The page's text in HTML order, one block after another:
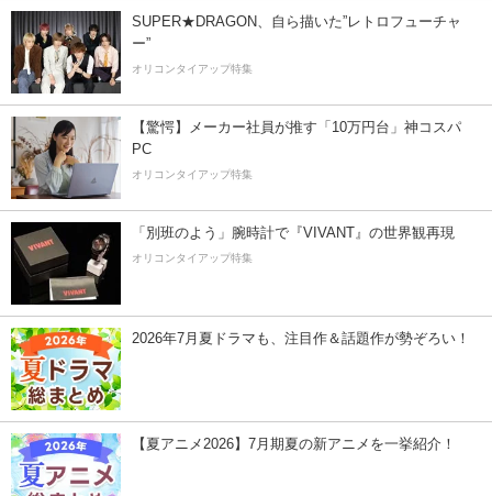
SUPER★DRAGON、自ら描いた”レトロフューチャ
ー”
オリコンタイアップ特集
【驚愕】メーカー社員が推す「10万円台」神コスパ
PC
オリコンタイアップ特集
「別班のよう」腕時計で『VIVANT』の世界観再現
オリコンタイアップ特集
2026年7月夏ドラマも、注目作＆話題作が勢ぞろい！
【夏アニメ2026】7月期夏の新アニメを一挙紹介！